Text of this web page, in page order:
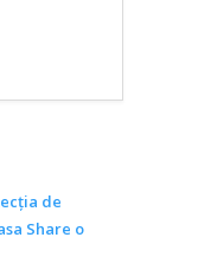
de
Share o